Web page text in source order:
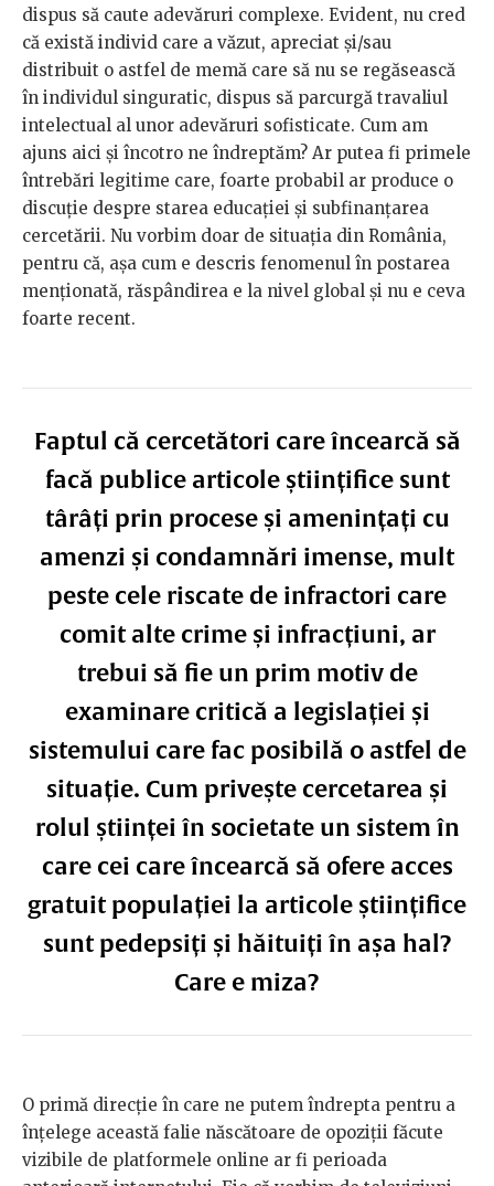
dispus să caute adevăruri complexe. Evident, nu cred
că există individ care a văzut, apreciat și/sau
distribuit o astfel de memă care să nu se regăsească
în individul singuratic, dispus să parcurgă travaliul
intelectual al unor adevăruri sofisticate. Cum am
ajuns aici și încotro ne îndreptăm? Ar putea fi primele
întrebări legitime care, foarte probabil ar produce o
discuție despre starea educației și subfinanțarea
cercetării. Nu vorbim doar de situația din România,
pentru că, așa cum e descris fenomenul în postarea
menționată, răspândirea e la nivel global și nu e ceva
foarte recent.
Faptul că cercetători care încearcă să
facă publice articole științifice sunt
târâți prin procese și amenințați cu
amenzi și condamnări imense, mult
peste cele riscate de infractori care
comit alte crime și infracțiuni, ar
trebui să fie un prim motiv de
examinare critică a legislației și
sistemului care fac posibilă o astfel de
situație. Cum privește cercetarea și
rolul științei în societate un sistem în
care cei care încearcă să ofere acces
gratuit populației la articole științifice
sunt pedepsiți și hăituiți în așa hal?
Care e miza?
O primă direcție în care ne putem îndrepta pentru a
înțelege această falie născătoare de opoziții făcute
vizibile de platformele online ar fi perioada